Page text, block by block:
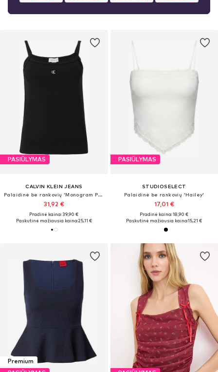
PASIŪLYMAS
CALVIN KLEIN JEANS
Palaidinė be rankovių 'Monogram Patch Cami'
31,92 €
Pradinė kaina: 39,90 €
Paskutinė mažiausia kaina:25,11 €
PASIŪLYMAS
STUDIOSELECT
Palaidinė be rankovių 'Hailey'
17,01 €
Pradinė kaina: 18,90 €
Paskutinė mažiausia kaina:15,21 €
Premium